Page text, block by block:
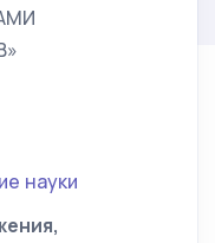
науки